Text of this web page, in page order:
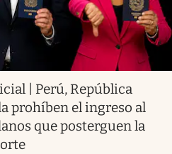
| Perú, República
prohíben el ingreso al
que posterguen la